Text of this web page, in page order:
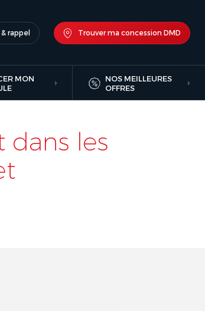
rappel Trouver ma concession DMD
MON
NOS MEILLEURES
OFFRES
dans les